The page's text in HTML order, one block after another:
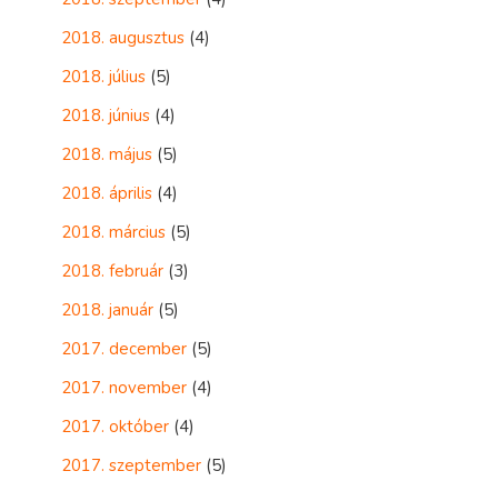
2018. augusztus (4)
2018. július (5)
2018. június (4)
2018. május (5)
2018. április (4)
2018. március (5)
2018. február (3)
2018. január (5)
2017. december (5)
2017. november (4)
2017. október (4)
2017. szeptember (5)